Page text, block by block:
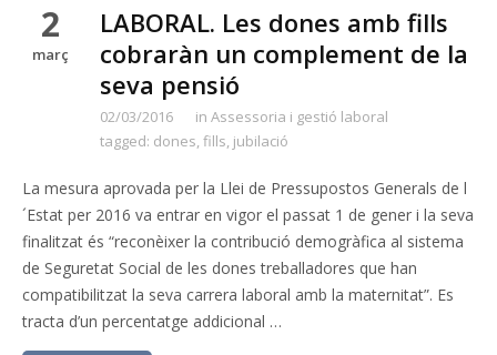
2
març
LABORAL. Les dones amb fills
cobraràn un complement de la
seva pensió
02/03/2016 in Assessoria i gestió laboral
tagged: dones,fills, jubilació
La mesura aprovada per la Llei de Pressupostos Generals de l
´Estat per 2016 va entrar en vigor el passat 1 de gener i la seva
finalitzat és “reconèixer la contribució demogràfica al sistema
de Seguretat Social de les dones treballadores que han
compatibilitzat la seva carrera laboral amb la maternitat”. Es
tracta d’un percentatge addicional …